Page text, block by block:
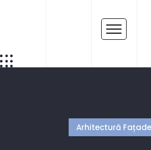
Arhitectură Fațade